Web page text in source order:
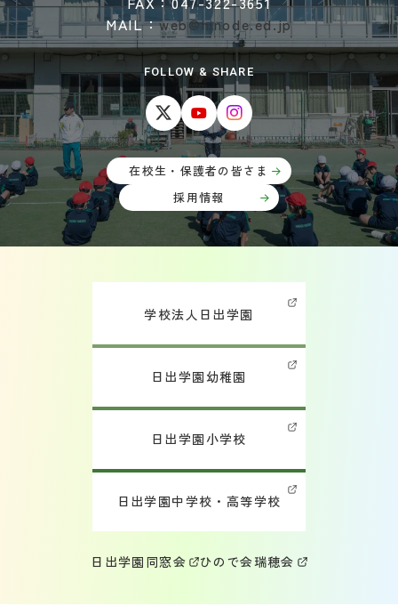
MAIL：web@hinode.ed.jp
FOLLOW & SHARE
在校生・保護者の皆さま
採用情報
学校法人日出学園
日出学園幼稚園
日出学園小学校
日出学園中学校・高等学校
日出学園同窓会 ひので会瑞穂会